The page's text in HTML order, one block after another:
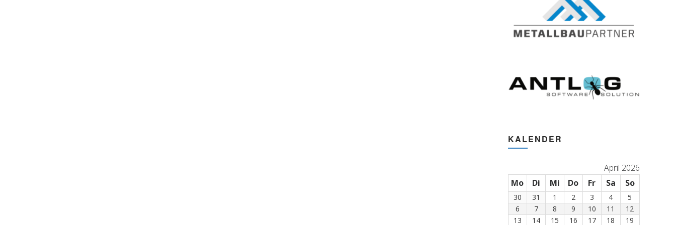
KALENDER
April 2026
Mo Montag
Di Dienstag
Mi Mittwoch
Do Donnerstag
Fr Freitag
Sa Samstag
SoSonntag
30
März
2026
31
März
2026
1
2026
22.
April
2026
3
April
2026
4
April
2026
5
April
2026
6
April
77.
April
8
April
9
April
10
April
11
April
12
13 1414. 15 16 1717. 18 19